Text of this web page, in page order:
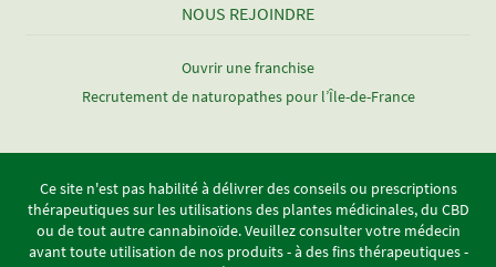
NOUS REJOINDRE
Ouvrir une franchise
Recrutement de naturopathes pour l’Île-de-France
Ce site n'est pas habilité à délivrer des conseils ou prescriptions
thérapeutiques sur les utilisations des plantes médicinales, du CBD
ou de tout autre cannabinoïde. Veuillez consulter votre médecin
avant toute utilisation de nos produits - à des fins thérapeutiques -